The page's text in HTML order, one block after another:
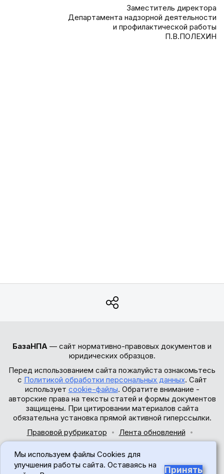
Заместитель директора
Департамента надзорной деятельности
и профилактической работы
П.В.ПОЛЕХИН
БазаНПА — сайт нормативно-правовых документов и
юридических образцов.
Перед использованием сайта пожалуйста ознакомьтесь
с Политикой обработки персональных данных. Сайт
использует cookie-файлы. Обратите внимание -
авторские права на тексты статей и формы документов
защищены. При цитировании материалов сайта
обязательна установка прямой активной гиперссылки.
Правовой рубрикатор
Лента обновлений
© 2017-2026
Мы используем файлы Cookies для
улучшения работы сайта. Оставаясь на
Принять